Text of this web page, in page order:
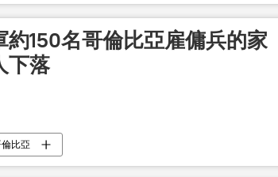
150名哥倫比亞雇傭兵的家
下落
比亞